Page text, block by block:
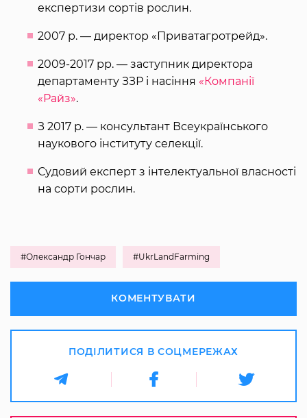
експертизи сортів рослин.
2007 р. — директор «Приватагротрейд».
2009-2017 рр. — заступник директора
департаменту ЗЗР і насіння «Компанії
«Райз».
З 2017 р. — консультант Всеукраїнського
наукового інституту селекції.
Судовий експерт з інтелектуальної власності
на сорти рослин.
#Олександр Гончар #UkrLandFarming
КОМЕНТУВАТИ
ПОДІЛИТИСЯ В СОЦМЕРЕЖАХ